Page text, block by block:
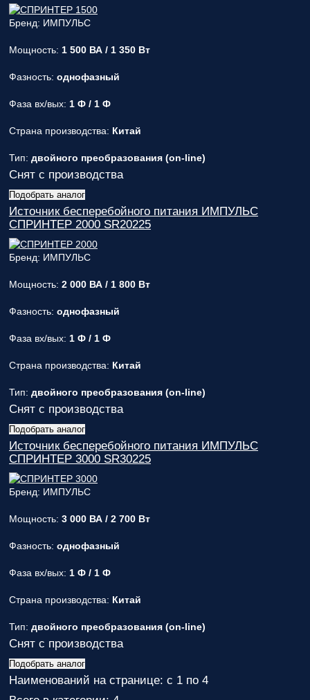
Бренд: ИМПУЛЬС
Мощность: 1 500 ВА / 1 350 Вт
Фазность: однофазный
Фаза вх/вых: 1 Ф / 1 Ф
Страна производства: Китай
Тип: двойного преобразования (on-line)
Снят с производства
Подобрать аналог
Источник бесперебойного питания ИМПУЛЬС
СПРИНТЕР 2000 SR20225
Бренд: ИМПУЛЬС
Мощность: 2 000 ВА / 1 800 Вт
Фазность: однофазный
Фаза вх/вых: 1 Ф / 1 Ф
Страна производства: Китай
Тип: двойного преобразования (on-line)
Снят с производства
Подобрать аналог
Источник бесперебойного питания ИМПУЛЬС
СПРИНТЕР 3000 SR30225
Бренд: ИМПУЛЬС
Мощность: 3 000 ВА / 2 700 Вт
Фазность: однофазный
Фаза вх/вых: 1 Ф / 1 Ф
Страна производства: Китай
Тип: двойного преобразования (on-line)
Снят с производства
Подобрать аналог
Наименований на странице: с 1 по 4
любой
Выберите
количество
(220В)
Трехфазные